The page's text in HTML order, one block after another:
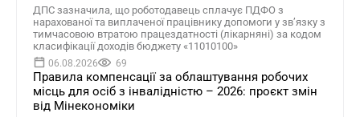
ДПС зазначила, що роботодавець сплачує ПДФО з
нарахованої та виплаченої працівнику допомоги у зв’язку з
тимчасовою втратою працездатності (лікарняні) за кодом
класифікації доходів бюджету «11010100»
06.08.2026 69
Правила компенсації за облаштування робочих
місць для осіб з інвалідністю – 2026: проєкт змін
від Мінекономіки